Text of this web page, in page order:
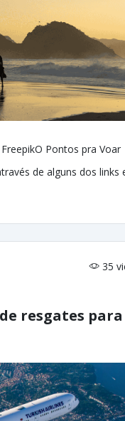
Pontos pra Voar
de alguns dos links
35
resgates